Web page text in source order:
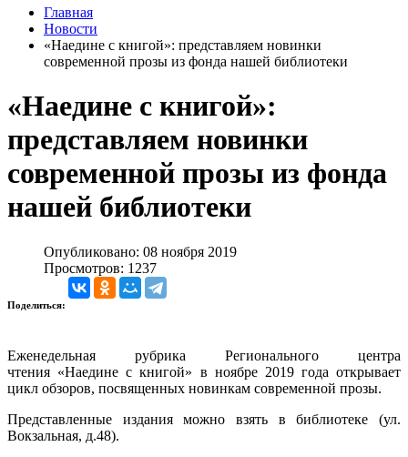
Главная
Новости
«Наедине с книгой»: представляем новинки
современной прозы из фонда нашей библиотеки
«Наедине с книгой»:
представляем новинки
современной прозы из фонда
нашей библиотеки
Опубликовано: 08 ноября 2019
Просмотров: 1237
Поделиться:
Еженедельная рубрика Регионального центра
чтения «Наедине с книгой» в ноябре 2019 года открывает
цикл обзоров, посвященных новинкам современной прозы.
Представленные издания можно взять в библиотеке (ул.
Вокзальная, д.48).